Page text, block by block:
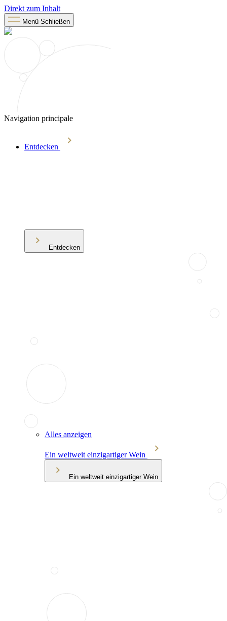
Direkt zum Inhalt
Menü Schließen
Navigation principale
Entdecken
Entdecken
Alles anzeigen
Ein weltweit einzigartiger Wein
Ein weltweit einzigartiger Wein